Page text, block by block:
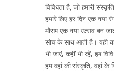
विविधता है, जो हमारी
हमारे लिए हर दिन एक नया
मौसम एक नया उत्सव बन
सोच के साथ आती है। यही
भी जाएं, कहीं भी रहें, हम
हम वहां की संस्कृति, वहां के